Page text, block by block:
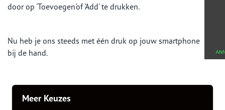
door op 'Toevoegen'of 'Add' te drukken.
Nu heb je ons steeds met één druk op jouw smartphone
bij de hand.
Meer Keuzes